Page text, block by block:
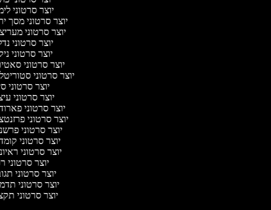
יוצר סרטוני
יוצר סרטוני מסך
יוצר סרטוני
יוצר סרטוני
יוצר סרטוני
יוצר סרטוני
יוצר סרטוני
יוצר סרטוני
יוצר סרטוני
יוצר סרטוני
יוצר סרטוני
יוצר סרטוני
יוצר סרטוני
יוצר סרטוני
יוצר סרטוני
יוצר סרטוני
יוצר סרטוני
יוצר סרטוני